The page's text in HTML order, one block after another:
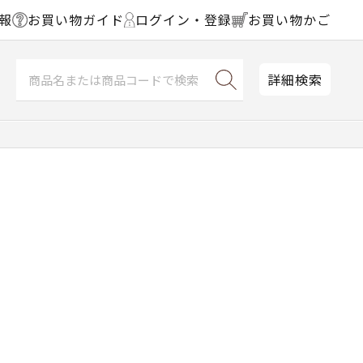
お買い物ガイド ログイン・登録 お買い物かご
詳細検索